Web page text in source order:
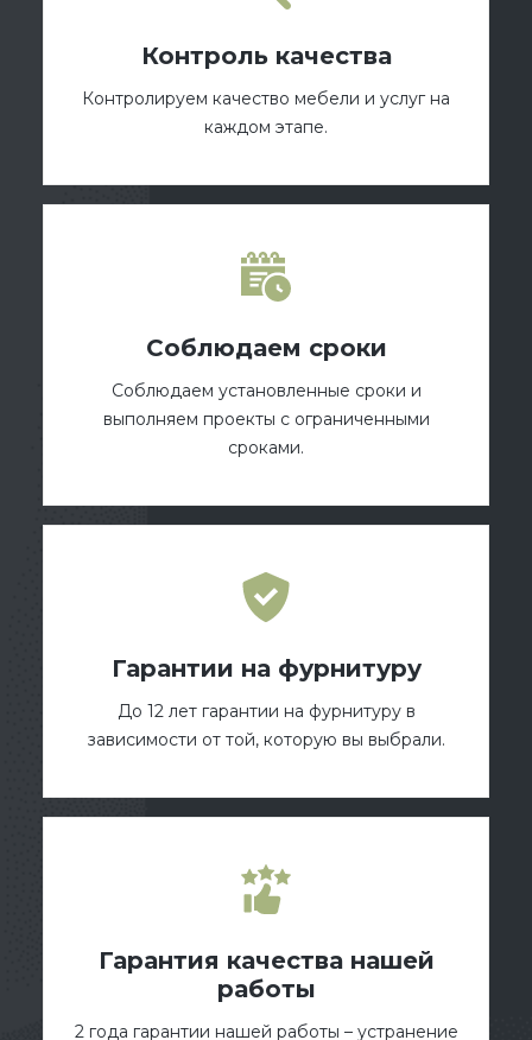
Контроль качества
Контролируем качество мебели и услуг на
каждом этапе.
Соблюдаем сроки
Соблюдаем установленные сроки и
выполняем проекты с ограниченными
сроками.
Гарантии на фурнитуру
До 12 лет гарантии на фурнитуру в
зависимости от той, которую вы выбрали.
Гарантия качества нашей
работы
2 года гарантии нашей работы – устранение